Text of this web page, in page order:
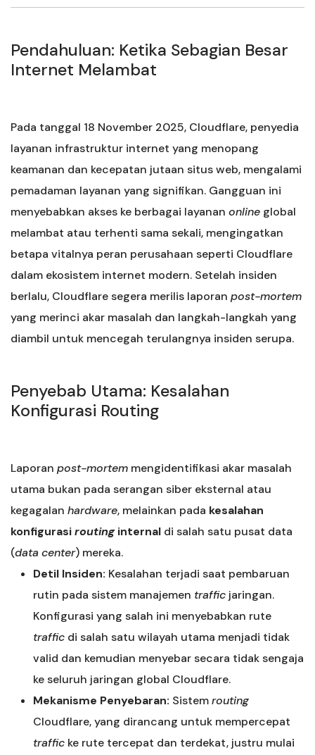
Pendahuluan: Ketika Sebagian Besar
Internet Melambat
Pada tanggal 18 November 2025, Cloudflare, penyedia
layanan infrastruktur internet yang menopang
keamanan dan kecepatan jutaan situs web, mengalami
pemadaman layanan yang signifikan. Gangguan ini
menyebabkan akses ke berbagai layanan online global
melambat atau terhenti sama sekali, mengingatkan
betapa vitalnya peran perusahaan seperti Cloudflare
dalam ekosistem internet modern. Setelah insiden
berlalu, Cloudflare segera merilis laporan post-mortem
yang merinci akar masalah dan langkah-langkah yang
diambil untuk mencegah terulangnya insiden serupa.
Penyebab Utama: Kesalahan
Konfigurasi Routing
Laporan post-mortem mengidentifikasi akar masalah
utama bukan pada serangan siber eksternal atau
kegagalan hardware, melainkan pada kesalahan
konfigurasiroutinginternal di salah satu pusat data
(data center) mereka.
Detil Insiden: Kesalahan terjadi saat pembaruan
rutin pada sistem manajemen traffic jaringan.
Konfigurasi yang salah ini menyebabkan rute
traffic di salah satu wilayah utama menjadi tidak
valid dan kemudian menyebar secara tidak sengaja
ke seluruh jaringan global Cloudflare.
Mekanisme Penyebaran: Sistemrouting
Cloudflare, yang dirancang untuk mempercepat
traffic ke rute tercepat dan terdekat, justru mulai